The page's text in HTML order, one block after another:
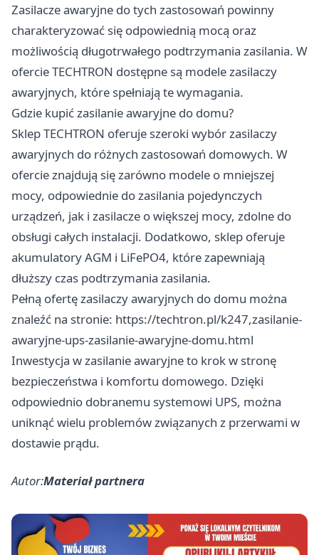
Zasilacze awaryjne do tych zastosowań powinny
charakteryzować się odpowiednią mocą oraz
możliwością długotrwałego podtrzymania zasilania. W
ofercie TECHTRON dostępne są modele zasilaczy
awaryjnych, które spełniają te wymagania.​
Gdzie kupić zasilanie awaryjne do domu?
Sklep TECHTRON oferuje szeroki wybór zasilaczy
awaryjnych do różnych zastosowań domowych. W
ofercie znajdują się zarówno modele o mniejszej
mocy, odpowiednie do zasilania pojedynczych
urządzeń, jak i zasilacze o większej mocy, zdolne do
obsługi całych instalacji. Dodatkowo, sklep oferuje
akumulatory AGM i LiFePO4, które zapewniają
dłuższy czas podtrzymania zasilania.​
Pełną ofertę zasilaczy awaryjnych do domu można
znaleźć na stronie: https://techtron.pl/k247,zasilanie-
awaryjne-ups-zasilanie-awaryjne-domu.html
Inwestycja w zasilanie awaryjne to krok w stronę
bezpieczeństwa i komfortu domowego. Dzięki
odpowiednio dobranemu systemowi UPS, można
uniknąć wielu problemów związanych z przerwami w
dostawie prądu.
Autor:Materiał partnera